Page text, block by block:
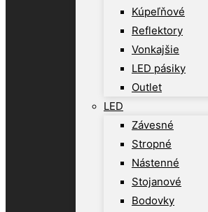
Kúpeľňové
Reflektory
Vonkajšie
LED pásiky
Outlet
LED
Závesné
Stropné
Nástenné
Stojanové
Bodovky